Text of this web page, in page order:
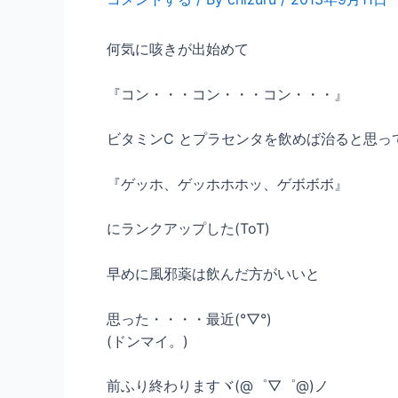
何気に咳きが出始めて
『コン・・・コン・・・コン・・・』
ビタミンC とプラセンタを飲めば治ると思っ
『ゲッホ、ゲッホホホッ、ゲボボボ』
にランクアップした(ToT)
早めに風邪薬は飲んだ方がいいと
思った・・・・最近(°▽°)
(ドンマイ。)
前ふり終わりますヾ(@゜▽゜@)ノ